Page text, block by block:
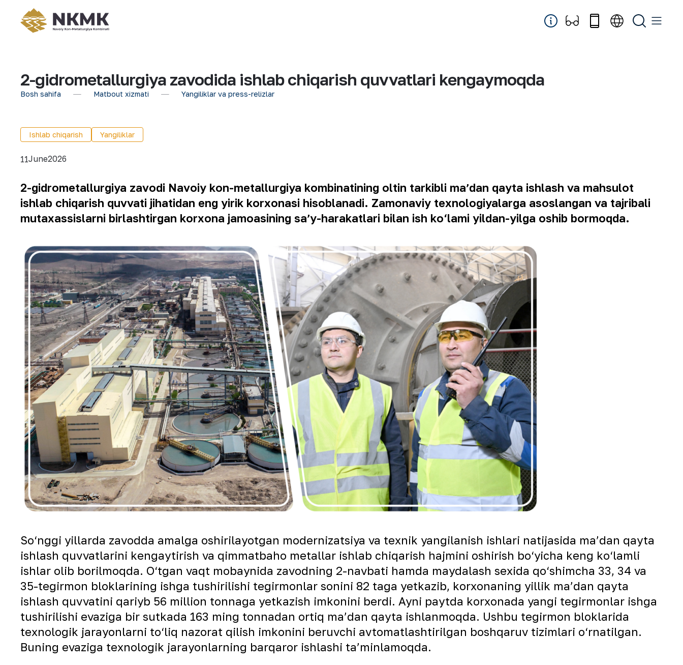
2-gidrometallurgiya zavodida ishlab chiqarish quvvatlari kengaymoqda
Bosh sahifa Matbout xizmati Yangiliklar va press-relizlar
Ishlab chiqarish Yangiliklar
11June2026
2-gidrometallurgiya zavodi Navoiy kon-metallurgiya kombinatining oltin tarkibli maʼdan qayta ishlash va mahsulot
ishlab chiqarish quvvati jihatidan eng yirik korxonasi hisoblanadi. Zamonaviy texnologiyalarga asoslangan va tajribali
mutaxassislarni birlashtirgan korxona jamoasining saʼy-harakatlari bilan ish ko‘lami yildan-yilga oshib bormoqda.
So‘nggi yillarda zavodda amalga oshirilayotgan modernizatsiya va texnik yangilanish ishlari natijasida maʼdan qayta
ishlash quvvatlarini kengaytirish va qimmatbaho metallar ishlab chiqarish hajmini oshirish bo‘yicha keng ko‘lamli
ishlar olib borilmoqda. O‘tgan vaqt mobaynida zavodning 2-navbati hamda maydalash sexida qo‘shimcha 33, 34 va
35-tegirmon bloklarining ishga tushirilishi tegirmonlar sonini 82 taga yetkazib, korxonaning yillik maʼdan qayta
ishlash quvvatini qariyb 56 million tonnaga yetkazish imkonini berdi. Ayni paytda korxonada yangi tegirmonlar ishga
tushirilishi evaziga bir sutkada 163 ming tonnadan ortiq maʼdan qayta ishlanmoqda. Ushbu tegirmon bloklarida
texnologik jarayonlarni to‘liq nazorat qilish imkonini beruvchi avtomatlashtirilgan boshqaruv tizimlari o‘rnatilgan.
Buning evaziga texnologik jarayonlarning barqaror ishlashi taʼminlamoqda.